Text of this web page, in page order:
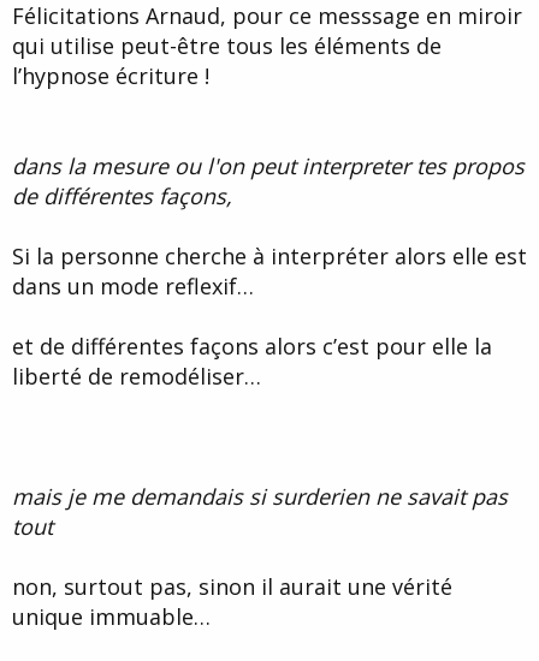
e
Félicitations Arnaud, pour ce messsage en miroir
qui utilise peut-être tous les éléments de
l’hypnose écriture !
dans la mesure ou l'on peut interpreter tes propos
de différentes façons,
Si la personne cherche à interpréter alors elle est
dans un mode reflexif…
et de différentes façons alors c’est pour elle la
liberté de remodéliser…
mais je me demandais si surderien ne savait pas
tout
non, surtout pas, sinon il aurait une vérité
unique immuable…